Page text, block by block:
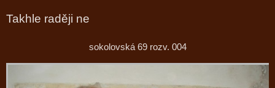
Takhle raději ne
sokolovská 69 rozv. 004